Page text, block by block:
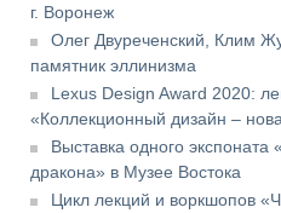
г. Воронеж
Олег Двуреченский, Клим
памятник эллинизма
Lexus Design Award 2020:
«Коллекционный дизайн –
Выставка одного
дракона» в Музее Востока
Цикл лекций и воркшопов